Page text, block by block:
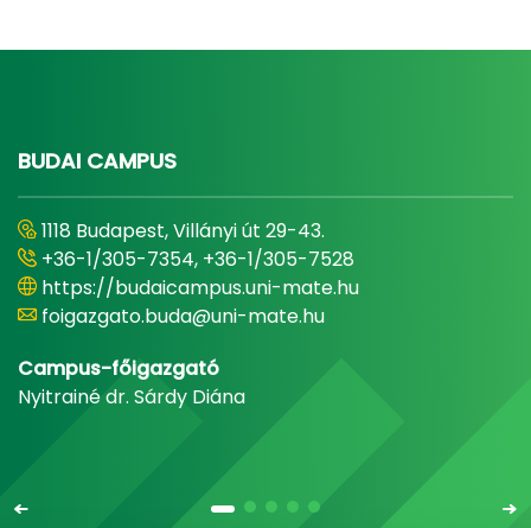
BUDAI CAMPUS
1118 Budapest, Villányi út 29-43.
+36-1/305-7354, +36-1/305-7528
https://budaicampus.uni-mate.hu
foigazgato.buda@uni-mate.hu
Campus-főigazgató
Nyitrainé dr. Sárdy Diána